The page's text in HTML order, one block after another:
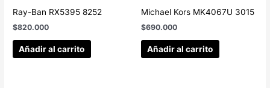
Ray-Ban RX5395 8252
$820.000
Añadir al carrito
Michael Kors MK4067U 3015
$690.000
Añadir al carrito